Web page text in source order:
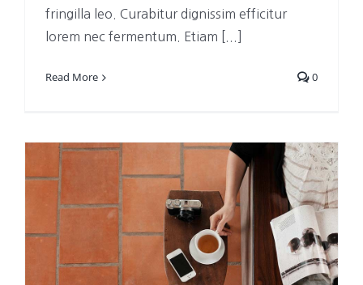
fringilla leo. Curabitur dignissim efficitur
lorem nec fermentum. Etiam [...]
Read More 0